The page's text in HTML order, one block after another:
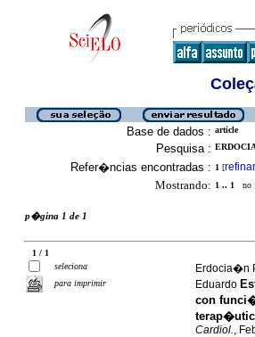
Base de dados : article
Pesquisa :
Refer�ncias encontradas : 1 [refinar
Mostrando: 1 .. 1 no
p�gina 1 de 1
1 / 1
seleciona
para imprimir
Erdocia�n
Eduardo
con
Cardiol.,